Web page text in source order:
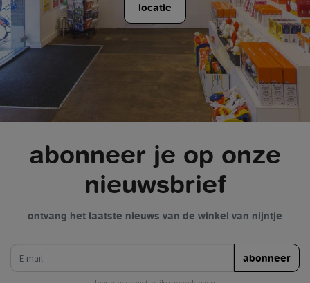
locatie
abonneer je op onze
nieuwsbrief
ontvang het laatste nieuws van de winkel van nijntje
abonneer